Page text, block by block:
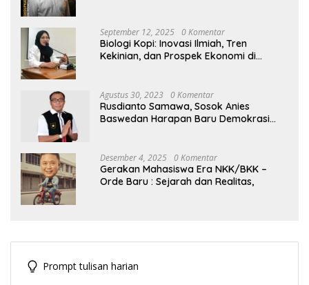
September 12, 2025 0 Komentar
Biologi Kopi: Inovasi Ilmiah, Tren
Kekinian, dan Prospek Ekonomi di
Agustus 30, 2023 0 Komentar
Rusdianto Samawa, Sosok Anies
Baswedan Harapan Baru Demokrasi
Desember 4, 2025 0 Komentar
Gerakan Mahasiswa Era NKK/BKK –
Orde Baru : Sejarah dan Realitas,
Prompt tulisan harian